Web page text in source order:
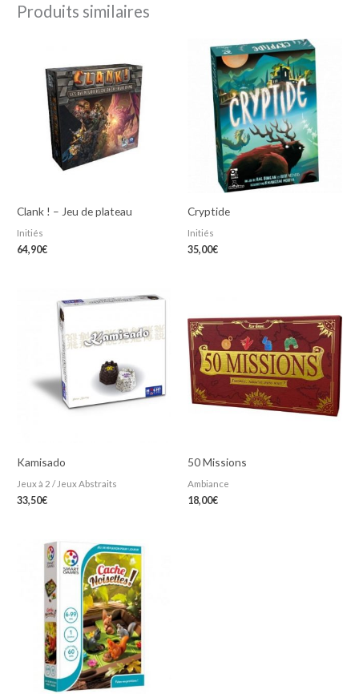
Produits similaires
Clank ! – Jeu de plateau
Initiés
64,90€
Cryptide
Initiés
35,00€
Kamisado
Jeux à 2 / Jeux Abstraits
33,50€
50 Missions
Ambiance
18,00€